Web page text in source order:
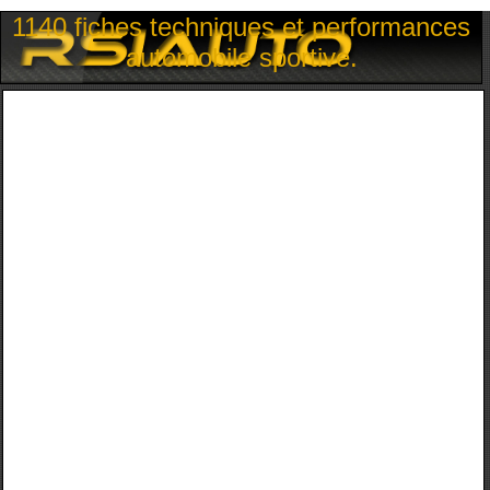
1140 fiches techniques et performances
automobile sportive.